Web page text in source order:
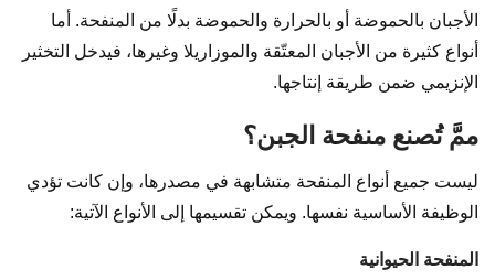
الأجبان بالحموضة أو بالحرارة والحموضة بدلًا من المنفحة. أما
أنواع كثيرة من الأجبان المعتّقة والموزاريلا وغيرها، فيدخل التخثير
الإنزيمي ضمن طريقة إنتاجها.
ممَّ تُصنع منفحة الجبن؟
ليست جميع أنواع المنفحة متشابهة في مصدرها، وإن كانت تؤدي
الوظيفة الأساسية نفسها. ويمكن تقسيمها إلى الأنواع الآتية:
المنفحة الحيوانية